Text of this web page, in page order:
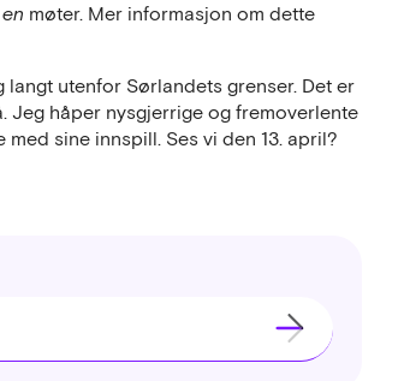
møter. Mer informasjon om dette
utenfor Sørlandets grenser. Det er
Jeg håper nysgjerrige og fremoverlente
sine innspill. Ses vi den 13. april?